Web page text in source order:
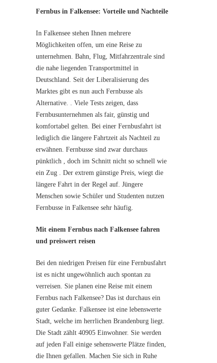
Fernbus in Falkensee: Vorteile und Nachteile
In Falkensee stehen Ihnen mehrere
Möglichkeiten offen, um eine Reise zu
unternehmen. Bahn, Flug, Mitfahrzentrale sind
die nahe liegenden Transportmittel in
Deutschland. Seit der Liberalisierung des
Marktes gibt es nun auch Fernbusse als
Alternative. . Viele Tests zeigen, dass
Fernbusunternehmen als fair, günstig und
komfortabel gelten. Bei einer Fernbusfahrt ist
lediglich die längere Fahrtzeit als Nachteil zu
erwähnen. Fernbusse sind zwar durchaus
pünktlich , doch im Schnitt nicht so schnell wie
ein Zug . Der extrem günstige Preis, wiegt die
längere Fahrt in der Regel auf. Jüngere
Menschen sowie Schüler und Studenten nutzen
Fernbusse in Falkensee sehr häufig.
Mit einem Fernbus nach Falkensee fahren
und preiswert reisen
Bei den niedrigen Preisen für eine Fernbusfahrt
ist es nicht ungewöhnlich auch spontan zu
verreisen. Sie planen eine Reise mit einem
Fernbus nach Falkensee? Das ist durchaus ein
guter Gedanke. Falkensee ist eine lebenswerte
Stadt, welche im herrlichen Brandenburg liegt.
Die Stadt zählt 40905 Einwohner. Sie werden
auf jeden Fall einige sehenswerte Plätze finden,
die Ihnen gefallen. Machen Sie sich in Ruhe